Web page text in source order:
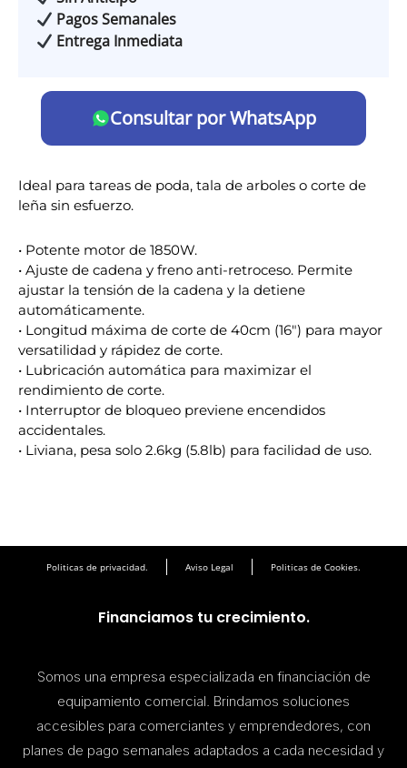
Pagos Semanales
Entrega Inmediata
Consultar por WhatsApp
Ideal para tareas de poda, tala de arboles o corte de
leña sin esfuerzo.
• Potente motor de 1850W.
• Ajuste de cadena y freno anti-retroceso. Permite
ajustar la tensión de la cadena y la detiene
automáticamente.
• Longitud máxima de corte de 40cm (16″) para mayor
versatilidad y rápidez de corte.
• Lubricación automática para maximizar el
rendimiento de corte.
• Interruptor de bloqueo previene encendidos
accidentales.
• Liviana, pesa solo 2.6kg (5.8lb) para facilidad de uso.
Politicas de privacidad. Aviso Legal Politicas de Cookies.
Financiamos tu crecimiento.
Somos una empresa especializada en financiación de
equipamiento comercial. Brindamos soluciones
accesibles para comerciantes y emprendedores, con
planes de pago semanales adaptados a cada necesidad y